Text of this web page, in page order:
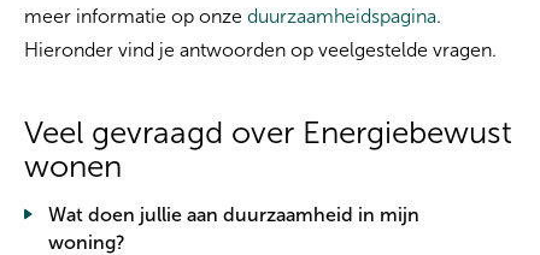
meer informatie op onze duurzaamheidspagina.
Hieronder vind je antwoorden op veelgestelde vragen.
Veel gevraagd over Energiebewust
wonen
Wat doen jullie aan duurzaamheid in mijn
woning?